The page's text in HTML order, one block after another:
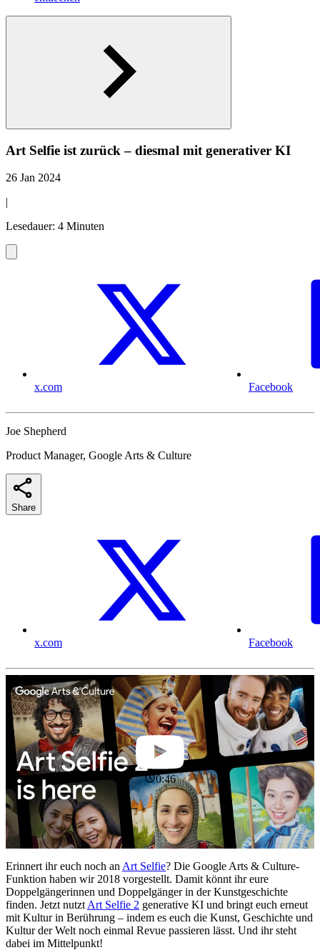
Art Selfie ist zurück – diesmal mit generativer KI
26 Jan 2024
|
Lesedauer: 4 Minuten
x.com Facebook
Joe Shepherd
Product Manager, Google Arts & Culture
Share
x.com Facebook
0:46
Erinnert ihr euch noch an Art Selfie? Die Google Arts & Culture-
Funktion haben wir 2018 vorgestellt. Damit könnt ihr eure
Doppelgängerinnen und Doppelgänger in der Kunstgeschichte
finden. Jetzt nutzt Art Selfie 2 generative KI und bringt euch erneut
mit Kultur in Berührung – indem es euch die Kunst, Geschichte und
Kultur der Welt noch einmal Revue passieren lässt. Und ihr steht
dabei im Mittelpunkt!